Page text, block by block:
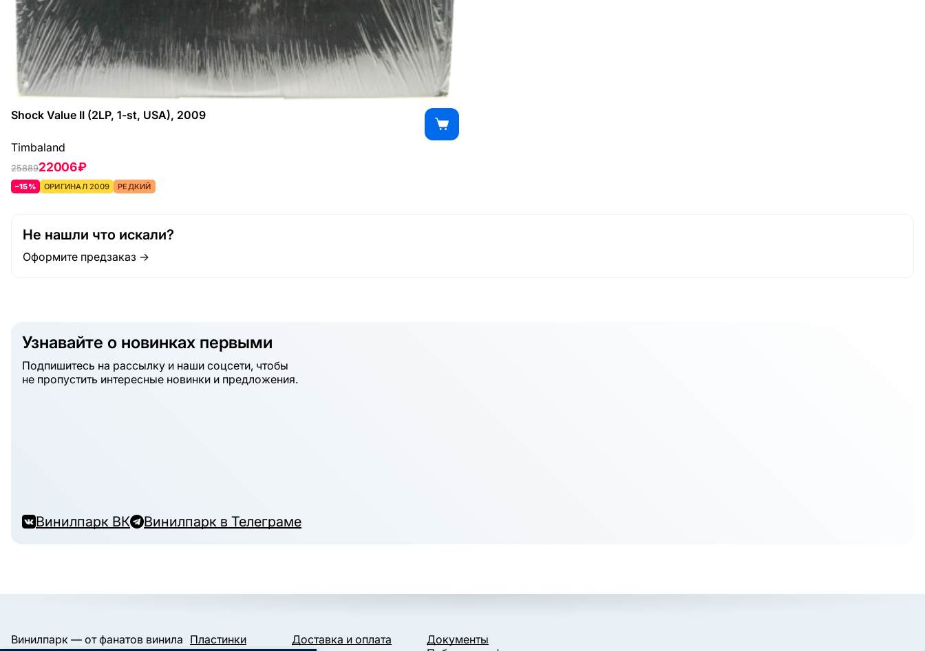
Shock Value II (2LP, 1-st, USA), 2009
Timbaland
2588922006 ₽
–15% ОРИГИНАЛ 2009 РЕДКИЙ
Не нашли что искали?
Оформите предзаказ →
Узнавайте о новинках первыми
Подпишитесь на рассылку и наши соцсети, чтобы
не пропустить интересные новинки и предложения.
Винилпарк ВК Винилпарк в Телеграме
Винилпарк — от фанатов винила Пластинки
Доставка и оплата
Документы